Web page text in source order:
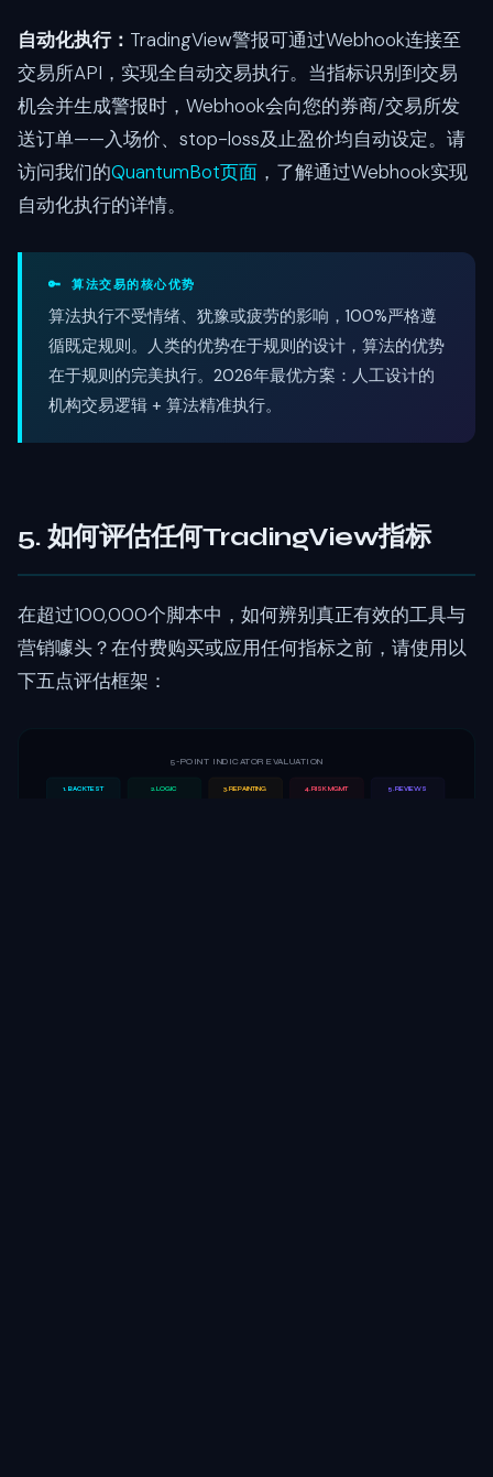
自动化执行： TradingView警报可通过Webhook连接至
交易所API，实现全自动交易执行。当指标识别到交易
机会并生成警报时，Webhook会向您的券商/交易所发
送订单——入场价、stop-loss及止盈价均自动设定。请
访问我们的QuantumBot页面 ，了解通过Webhook实现
自动化执行的详情。
🔑 算法交易的核心优势
算法执行不受情绪、犹豫或疲劳的影响，100%严格遵
循既定规则。人类的优势在于规则的设计，算法的优势
在于规则的完美执行。2026年最优方案：人工设计的
机构交易逻辑 + 算法精准执行。
5. 如何评估任何TradingView指标
在超过100,000个脚本中，如何辨别真正有效的工具与
营销噱头？在付费购买或应用任何指标之前，请使用以
下五点评估框架：
5-POINT INDICATOR EVALUATION
1. BACKTEST
2. LOGIC
3. REPAINTING
4. RISK MGMT
5. REVIEWS